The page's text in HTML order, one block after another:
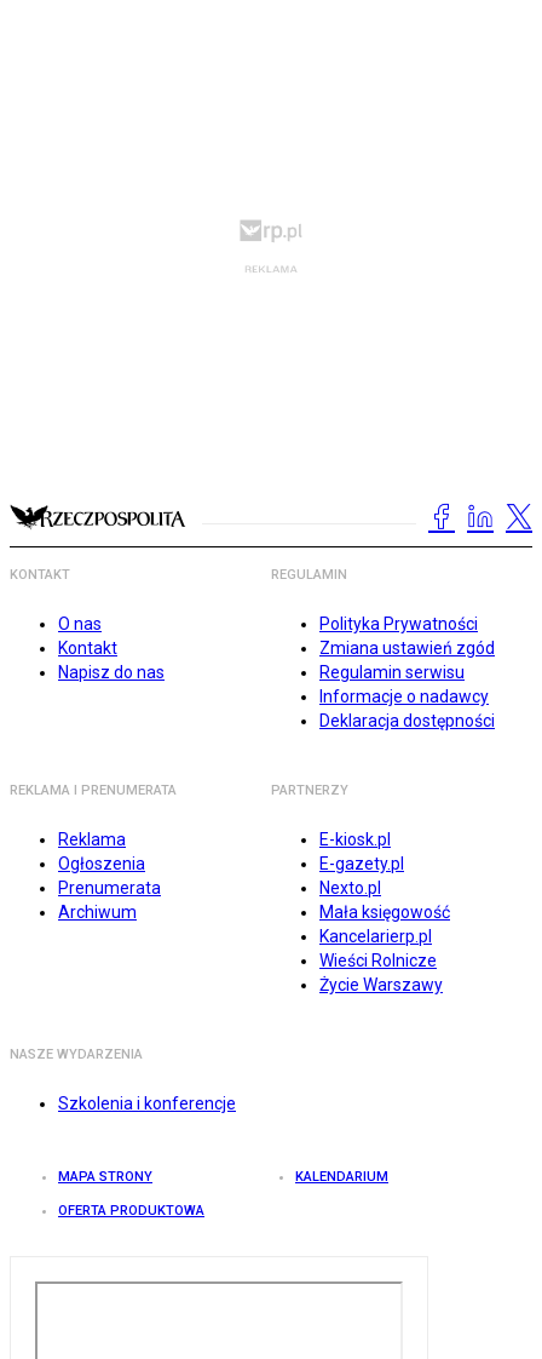
KONTAKT
O nas
Kontakt
Napisz do nas
REGULAMIN
Polityka Prywatności
Zmiana ustawień zgód
Regulamin serwisu
Informacje o nadawcy
Deklaracja dostępności
REKLAMA I PRENUMERATA
Reklama
Ogłoszenia
Prenumerata
Archiwum
PARTNERZY
E-kiosk.pl
E-gazety.pl
Nexto.pl
Mała księgowość
Kancelarierp.pl
Wieści Rolnicze
Życie Warszawy
NASZE WYDARZENIA
Szkolenia i konferencje
MAPA STRONY KALENDARIUM
OFERTA PRODUKTOWA